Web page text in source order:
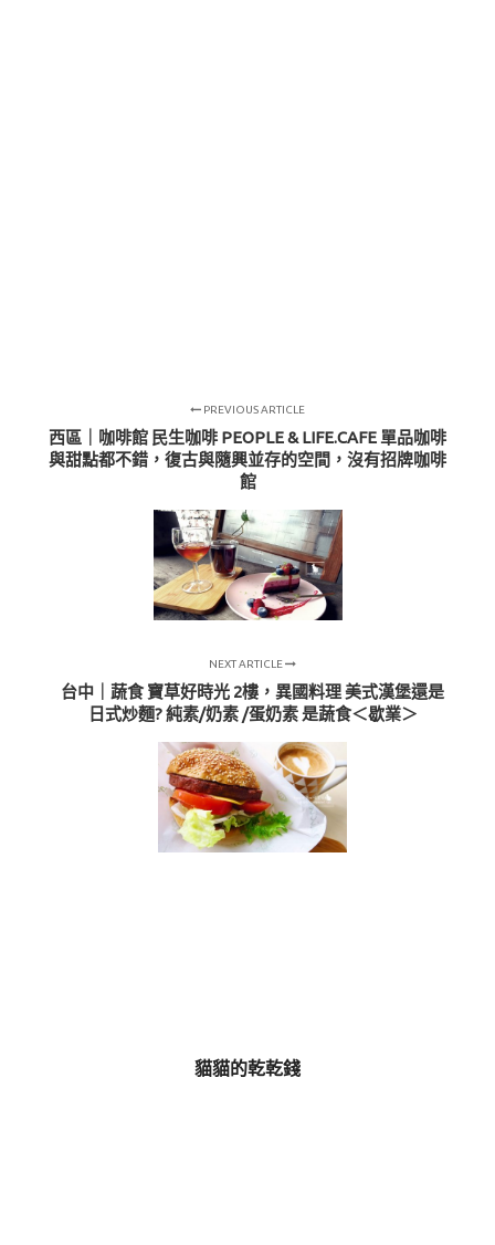
PREVIOUS ARTICLE
西區｜咖啡館 民生咖啡 PEOPLE & LIFE.CAFE 單品咖啡
與甜點都不錯，復古與隨興並存的空間，沒有招牌咖啡
館
NEXT ARTICLE
台中｜蔬食 寶草好時光 2樓，異國料理 美式漢堡還是
日式炒麵? 純素/奶素 /蛋奶素 是蔬食＜歇業＞
貓貓的乾乾錢